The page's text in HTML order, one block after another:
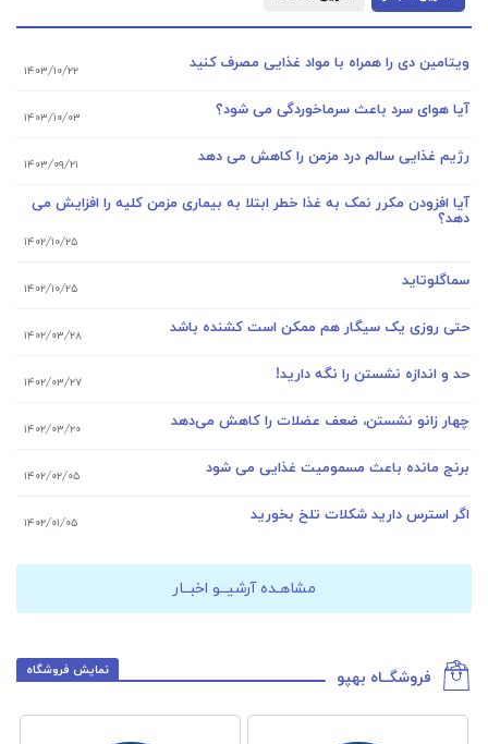
دی را همراه با مواد غذایی مصرف کنید ۱۴۰۳/۱۰/۲۲
هوای سرد باعث سرماخوردگی می شود؟ ۱۴۰۳/۱۰/۰۳
غذایی سالم درد مزمن را کاهش می دهد ۱۴۰۳/۰۹/۲۱
افزودن مکرر نمک به غذا خطر ابتلا به بیماری مزمن کلیه را افزایش می
۱۴۰۲/۱۰/۲۵
۱۴۰۲/۱۰/۲۵
روزی یک سیگار هم ممکن است کشنده باشد ۱۴۰۲/۰۳/۲۸
اندازه نشستن را نگه دارید! ۱۴۰۲/۰۳/۲۷
زانو نشستن، ضعف عضلات را کاهش می‌دهد ۱۴۰۲/۰۳/۲۰
مانده باعث مسمومیت غذایی می شود ۱۴۰۲/۰۲/۰۵
استرس دارید شکلات تلخ بخورید ۱۴۰۲/۰۱/۰۵
مشاهـده آرشیــو اخبــار
فروشگــاه بهپو نمایش فروشگاه